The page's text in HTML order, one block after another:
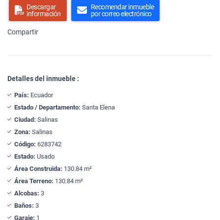
Descargar
información
Recomendar inmueble
por correo electrónico
Compartir
Detalles del inmueble :
País: Ecuador
Estado / Departamento: Santa Elena
Ciudad: Salinas
Zona: Salinas
Código: 6283742
Estado: Usado
Área Construida: 130.84 m²
Área Terreno: 130.84 m²
Alcobas: 3
Baños: 3
Garaje: 1